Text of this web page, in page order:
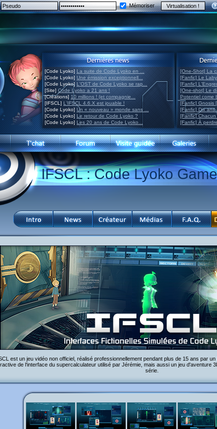
Mémoriser
[Code Lyoko] La suite de Code Lyoko en ...
[Code Lyoko] Une émission exceptionnell...
[Code Lyoko] L'OST de Code Lyoko se rap...
[Site] Code Lyoko a 21 ans !
[Créations] 10 millions ! (et compagnie...
[IFSCL] L'IFSCL 4.6.X est jouable !
[Code Lyoko] Un « nouveau » monde sans ...
[Code Lyoko] Le retour de Code Lyoko ?
[Code Lyoko] Les 20 ans de Code Lyoko...
[One-Shot] La
[Fanfic] Le
[Fanfic]
[One-shot] Le
Potentiel come
[Fanfic] Gnosis
[Fanfic] Dix ans
[Fanfic] Chacun
[Fanfic] À
IFSCL : Code Lyoko Game
est un jeu vidéo non officiel, réalisé professionnellement pendant plus de 15 ans par
de l'interface du supercalculateur utilisé par Jérémie, mais aussi un jeu d'aventure
série.